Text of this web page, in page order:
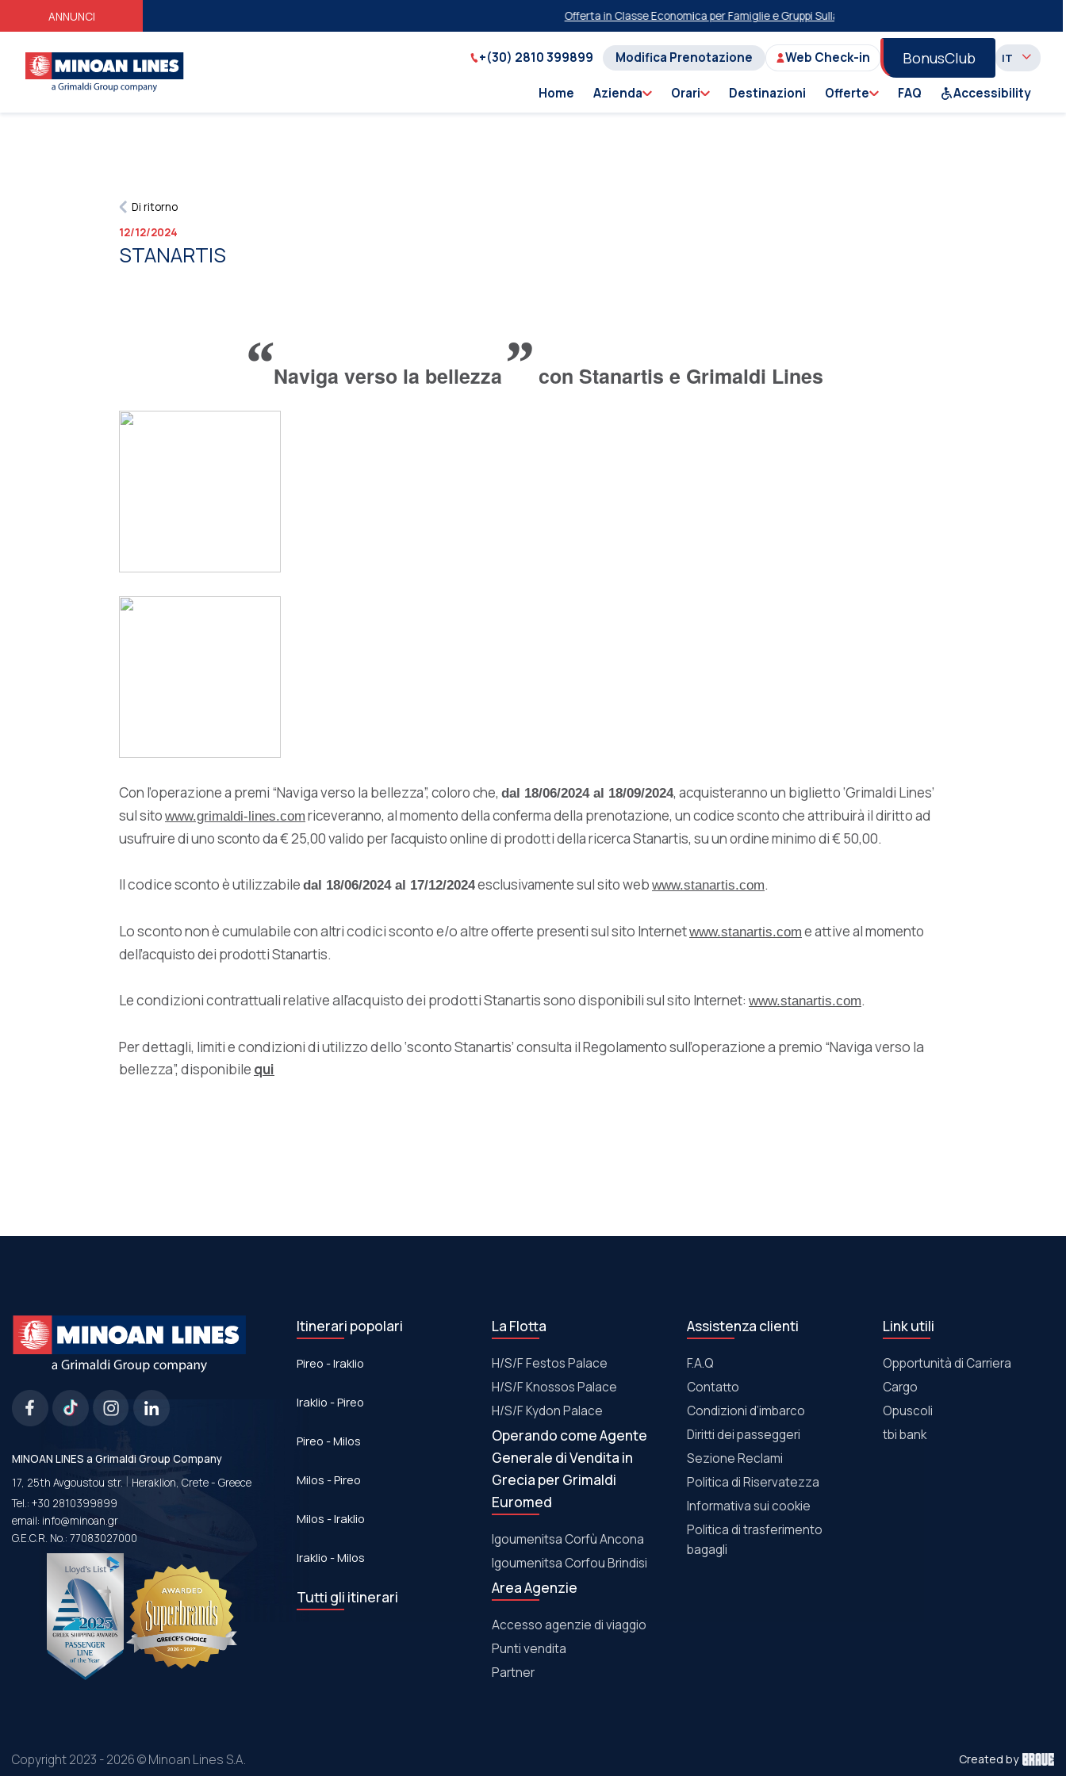
ANNUNCI Offerta in Classe Economica per Famiglie e ​​Gruppi Sulla Tratta Pireo-Milos-Pireo
+(30) 2810 399899 Modifica Prenotazione Web Check-in BonusClub
Home Azienda Orari Destinazioni Offerte FAQ Accessibility
Di ritorno
12/12/2024
STANARTIS
“Naviga verso la bellezza ” con Stanartis e Grimaldi Lines
Con l’operazione a premi “Naviga verso la bellezza”, coloro che, dal 18/06/2024 al 18/09/2024, acquisteranno un biglietto ‘Grimaldi Lines’
sul sito www.grimaldi-lines.com riceveranno, al momento della conferma della prenotazione, un codice sconto che attribuirà il diritto ad
usufruire di uno sconto da € 25,00 valido per l’acquisto online di prodotti della ricerca Stanartis, su un ordine minimo di € 50,00.
Il codice sconto è utilizzabile dal 18/06/2024 al 17/12/2024esclusivamente sul sito web www.stanartis.com.
Lo sconto non è cumulabile con altri codici sconto e/o altre offerte presenti sul sito Internetwww.stanartis.com e attive al momento
dell’acquisto dei prodotti Stanartis.
Le condizioni contrattuali relative all’acquisto dei prodotti Stanartis sono disponibili sul sito Internet: www.stanartis.com.
Per dettagli, limiti e condizioni di utilizzo dello ‘sconto Stanartis’ consulta il Regolamento sull’operazione a premio “Naviga verso la
bellezza”, disponibile qui
MINOAN LINES a Grimaldi Group Company
17, 25th Avgoustou str. | Heraklion, Crete - Greece
Tel.: +30 2810399899
email: info@minoan.gr
G.E.C.R. No.: 77083027000
Itinerari popolari
Pireo - Iraklio
Iraklio - Pireo
Pireo - Milos
Milos - Pireo
Milos - Iraklio
Iraklio - Milos
Tutti gli itinerari
La Flotta
Η/S/F Festos Palace
Η/S/F Knossos Palace
Η/S/F Kydon Palace
Operando come Agente
Generale di Vendita in
Grecia per Grimaldi
Euromed
Igoumenitsa Corfù Ancona
Igoumenitsa Corfou Brindisi
Area Agenzie
Accesso agenzie di viaggio
Punti vendita
Partner
Assistenza clienti
F.A.Q
Contatto
Condizioni d’imbarco
Diritti dei passeggeri
Sezione Reclami
Politica di Riservatezza
Informativa sui cookie
Politica di trasferimento
bagagli
Link utili
Opportunità di Carriera
Cargo
Οpuscoli
tbi bank
Copyright 2023 - 2026 © Minoan Lines S.A. Created by